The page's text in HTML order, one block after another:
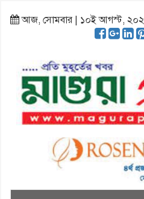
আজ, সোমবার | ১০ই আগস্ট, ২০২৬